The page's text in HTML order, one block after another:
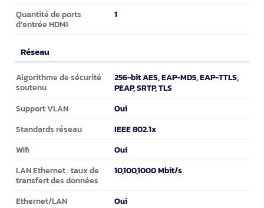
Quantité de ports
d’entrée HDMI
1
Réseau
Réseau
Algorithme de sécurité
soutenu
256-bit AES, EAP-MD5, EAP-TTLS,
PEAP, SRTP, TLS
Support VLAN Oui
Standards réseau IEEE 802.1x
Wifi Oui
LAN Ethernet : taux de
transfert des données
10,100,1000 Mbit/s
Ethernet/LAN Oui